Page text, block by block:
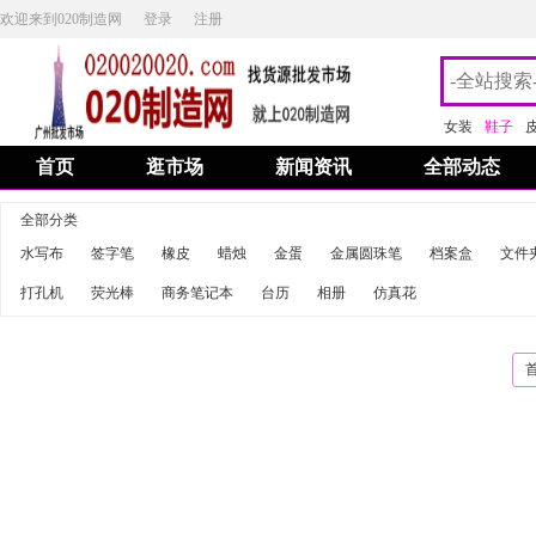
欢迎来到020制造网 登录 注册
女装 鞋子
首页 逛市场 新闻资讯 全部动态
全部分类
水写布
签字笔 橡皮 蜡烛 金蛋 金属圆珠笔 档案盒 文件
打孔机 荧光棒 商务笔记本 台历 相册 仿真花